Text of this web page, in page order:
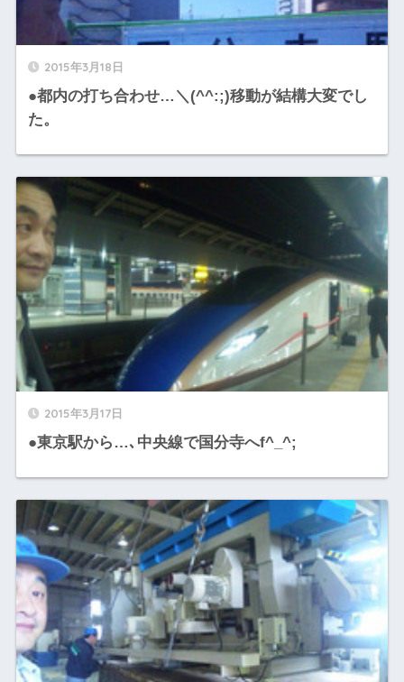
2015年3月18日
●都内の打ち合わせ…＼(^^:;)移動が結構大変でし
た。
2015年3月17日
●東京駅から…､中央線で国分寺へf^_^;